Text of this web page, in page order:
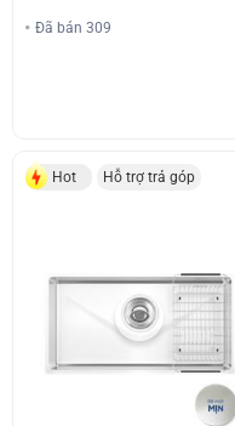
Đã bán 309
Hot Hỗ trợ trả góp